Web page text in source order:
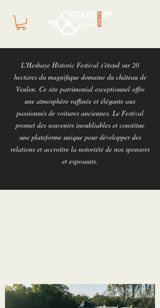
L'Hesbaye Historic Festival s'étend sur 20
hectares du magnifique domaine du château de
Veulen. Ce site patrimonial exceptionnel offre
une atmosphère raffinée et élégante aux
passionnés de voitures anciennes. Le Festival
promet des souvenirs inoubliables et constitue
une plateforme unique pour développer des
relations et accroître la notoriété de nos sponsors
et exposants.